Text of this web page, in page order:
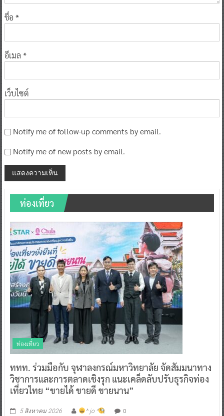
ชื่อ *
อีเมล *
เว็บไซต์
Notify me of follow-up comments by email.
Notify me of new posts by email.
ท่องเที่ยว
ท่องเที่ยว
ททท. ร่วมมือกับ จุฬาลงกรณ์มหาวิทยาลัย จัดสัมมนาทาง
วิชาการและการตลาดเชิงรุก แนะเคล็ดลับปรับธุรกิจท่อง
เที่ยวไทย “ขายได้ ขายดี ขายนาน”
5 สิงหาคม 2026 ^ jo ^ 0